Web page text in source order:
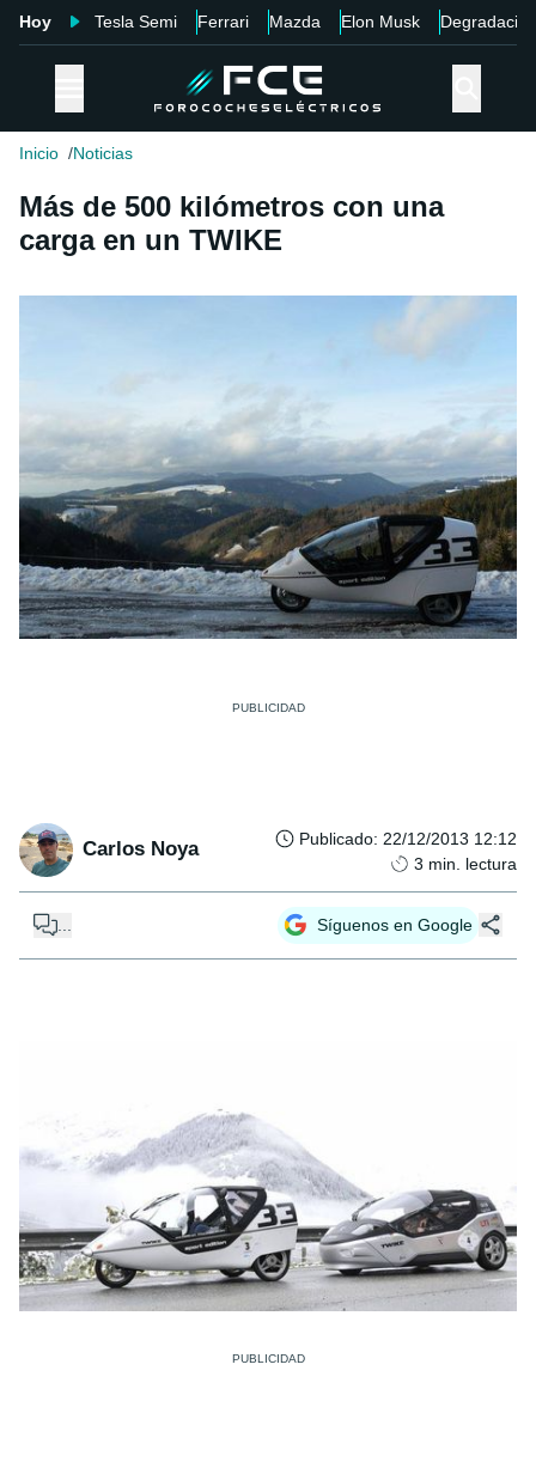
Hoy Tesla Semi Ferrari Mazda Elon Musk Degradación
Inicio Noticias
Más de 500 kilómetros con una
carga en un TWIKE
Carlos Noya Publicado: 22/12/2013 12:12
3 min. lectura
Síguenos en Google